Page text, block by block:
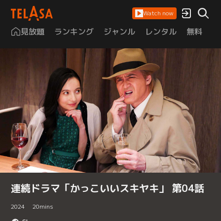
Watch now
見放題 ランキング ジャンル レンタル 無料
連続ドラマ「かっこいいスキヤキ」 第04話
2024 20mins